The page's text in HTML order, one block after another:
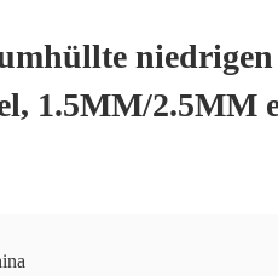
1.5MM/2.5MM